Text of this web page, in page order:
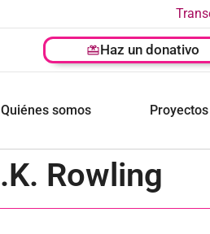
Quiénes somos Proyectos
Haz un donativo
Rowling